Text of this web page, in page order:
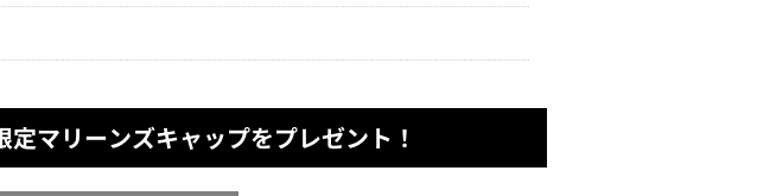
マリーンズキャップをプレゼント！